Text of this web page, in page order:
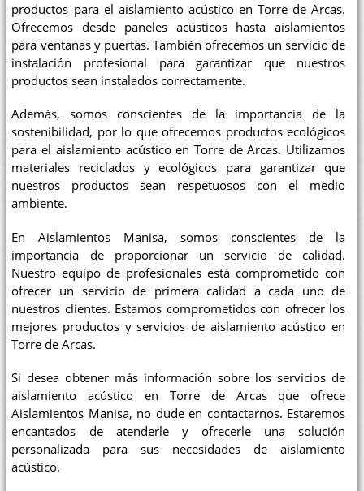
productos para el aislamiento acústico en Torre de Arcas.
Ofrecemos desde paneles acústicos hasta aislamientos
para ventanas y puertas. También ofrecemos un servicio de
instalación profesional para garantizar que nuestros
productos sean instalados correctamente.
Además, somos conscientes de la importancia de la
sostenibilidad, por lo que ofrecemos productos ecológicos
para el aislamiento acústico en Torre de Arcas. Utilizamos
materiales reciclados y ecológicos para garantizar que
nuestros productos sean respetuosos con el medio
ambiente.
En Aislamientos Manisa, somos conscientes de la
importancia de proporcionar un servicio de calidad.
Nuestro equipo de profesionales está comprometido con
ofrecer un servicio de primera calidad a cada uno de
nuestros clientes. Estamos comprometidos con ofrecer los
mejores productos y servicios de aislamiento acústico en
Torre de Arcas.
Si desea obtener más información sobre los servicios de
aislamiento acústico en Torre de Arcas que ofrece
Aislamientos Manisa, no dude en contactarnos. Estaremos
encantados de atenderle y ofrecerle una solución
personalizada para sus necesidades de aislamiento
acústico.